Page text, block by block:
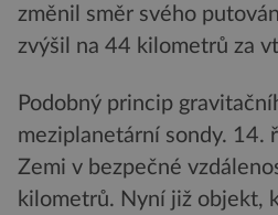
změnil směr svého
zvýšil na 44 kilometrů za
Podobný princip
meziplanetární sondy. 14.
Zemi v bezpečné
kilometrů. Nyní již objekt,